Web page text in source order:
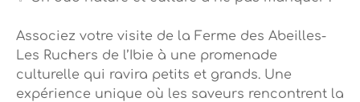
Associez votre visite de la Ferme des Abeilles-
Les Ruchers de l’Ibie à une promenade
culturelle qui ravira petits et grands. Une
expérience unique où les saveurs rencontrent la